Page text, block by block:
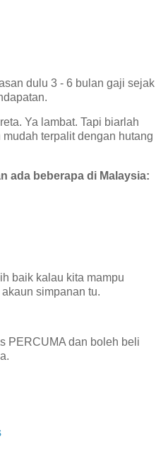
dulu 3 - 6 bulan gaji sejak
Ya lambat. Tapi biarlah
terpalit dengan hutang
ada beberapa di Malaysia:
baik kalau kita mampu
simpanan tu.
PERCUMA dan boleh beli